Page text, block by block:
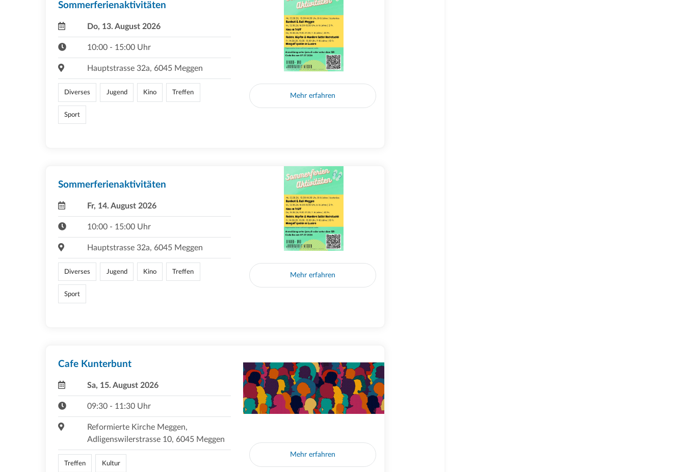
Sommerferienaktivitäten
Do, 13. August 2026
10:00 - 15:00 Uhr
Hauptstrasse 32a, 6045 Meggen
Diverses Jugend Kino Treffen
Sport
Mehr erfahren
Sommerferienaktivitäten
Fr, 14. August 2026
10:00 - 15:00 Uhr
Hauptstrasse 32a, 6045 Meggen
Diverses Jugend Kino Treffen
Sport
Mehr erfahren
Cafe Kunterbunt
Sa, 15. August 2026
09:30 - 11:30 Uhr
Reformierte Kirche Meggen,
Adligenswilerstrasse 10, 6045 Meggen
Treffen Kultur
Mehr erfahren